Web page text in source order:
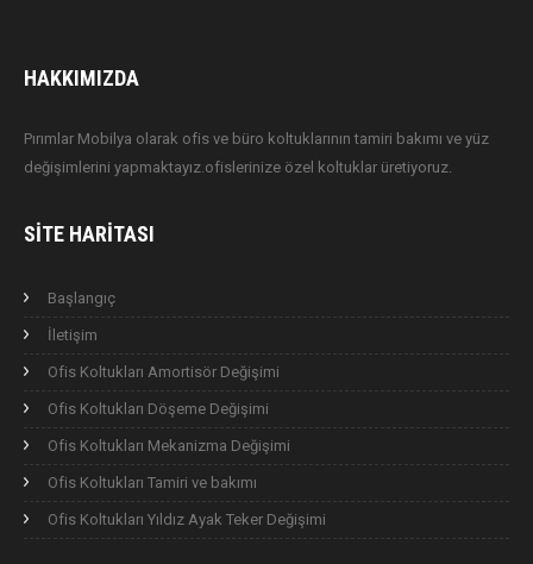
HAKKIMIZDA
Pırımlar Mobilya olarak ofis ve büro koltuklarının tamiri bakımı ve yüz
değişimlerini yapmaktayız.ofislerinize özel koltuklar üretiyoruz.
SITE HARITASI
Başlangıç
İletişim
Ofis Koltukları Amortisör Değişimi
Ofis Koltukları Döşeme Değişimi
Ofis Koltukları Mekanizma Değişimi
Ofis Koltukları Tamiri ve bakımı
Ofis Koltukları Yıldız Ayak Teker Değişimi